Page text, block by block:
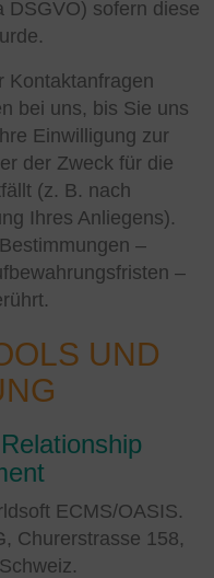
DSGVO) sofern diese
Kontaktanfragen
bei uns, bis Sie uns
Einwilligung zur
der Zweck für die
(z. B. nach
Ihres Anliegens).
–
–
UND
ECMS/OASIS.
Churerstrasse 158,